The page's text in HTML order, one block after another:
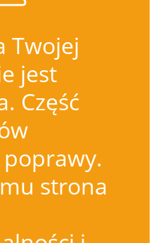
Twojej
jest
Część
strona